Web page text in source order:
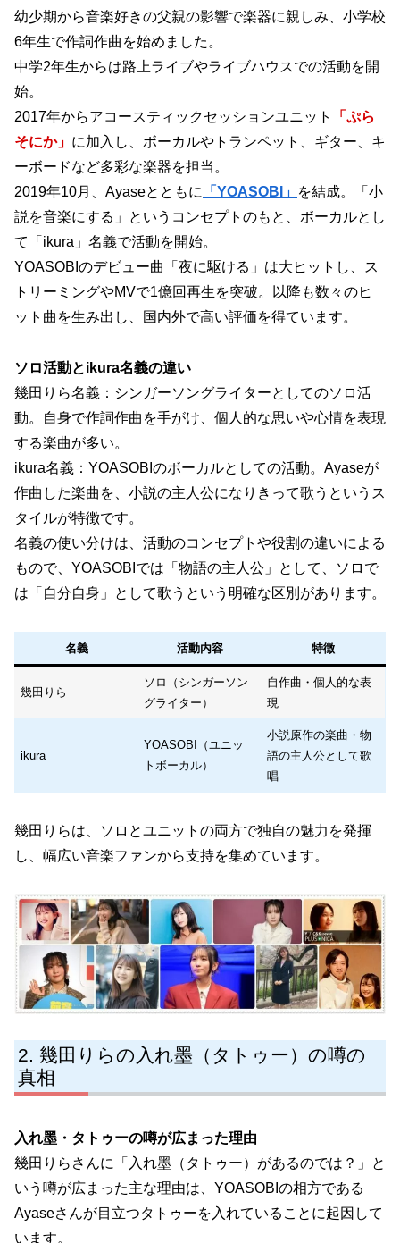
幼少期から音楽好きの父親の影響で楽器に親しみ、小学校
6年生で作詞作曲を始めました。
中学2年生からは路上ライブやライブハウスでの活動を開
始。
2017年からアコースティックセッションユニット
「ぷら
そにか」 に加入し、ボーカルやトランペット、ギター、キ
ーボードなど多彩な楽器を担当。
2019年10月、Ayaseとともに
「YOASOBI」 を結成。「小
説を音楽にする」というコンセプトのもと、ボーカルとし
て「ikura」名義で活動を開始。
YOASOBIのデビュー曲「夜に駆ける」は大ヒットし、ス
トリーミングやMVで1億回再生を突破。以降も数々のヒ
ット曲を生み出し、国内外で高い評価を得ています。
ソロ活動とikura名義の違い
幾田りら名義：シンガーソングライターとしてのソロ活
動。自身で作詞作曲を手がけ、個人的な思いや心情を表現
する楽曲が多い。
ikura名義：YOASOBIのボーカルとしての活動。Ayaseが
作曲した楽曲を、小説の主人公になりきって歌うというス
タイルが特徴です。
名義の使い分けは、活動のコンセプトや役割の違いによる
もので、YOASOBIでは「物語の主人公」として、ソロで
は「自分自身」として歌うという明確な区別があります。
名義 活動内容 特徴
幾田りら
ソロ（シンガーソン
グライター）
自作曲・個人的な表
現
ikura
YOASOBI（ユニッ
トボーカル）
小説原作の楽曲・物
語の主人公として歌
唱
幾田りらは、ソロとユニットの両方で独自の魅力を発揮
し、幅広い音楽ファンから支持を集めています。
幾田りらの入れ墨（タトゥー）の噂の
真相
入れ墨・タトゥーの噂が広まった理由
幾田りらさんに「入れ墨（タトゥー）があるのでは？」と
いう噂が広まった主な理由は、YOASOBIの相方である
Ayaseさんが目立つタトゥーを入れていることに起因して
います。